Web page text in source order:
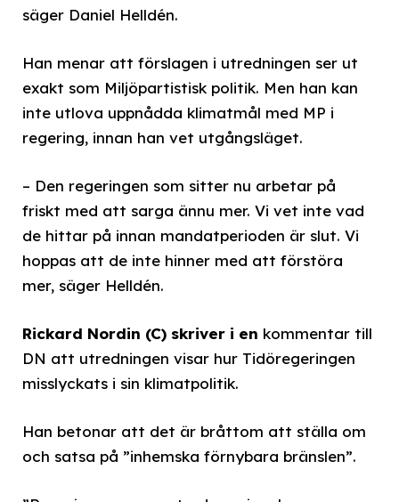
säger Daniel Helldén.
Han menar att förslagen i utredningen ser ut
exakt som Miljöpartistisk politik. Men han kan
inte utlova uppnådda klimatmål med MP i
regering, innan han vet utgångsläget.
– Den regeringen som sitter nu arbetar på
friskt med att sarga ännu mer. Vi vet inte vad
de hittar på innan mandatperioden är slut. Vi
hoppas att de inte hinner med att förstöra
mer, säger Helldén.
Rickard Nordin (C) skriver i en kommentar till
DN att utredningen visar hur Tidöregeringen
misslyckats i sin klimatpolitik.
Han betonar att det är bråttom att ställa om
och satsa på ”inhemska förnybara bränslen”.